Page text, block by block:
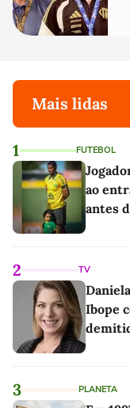
Mais lidas
1 FUTEBOL
ao
antes
2 TV
Ibope
3 PLANETA